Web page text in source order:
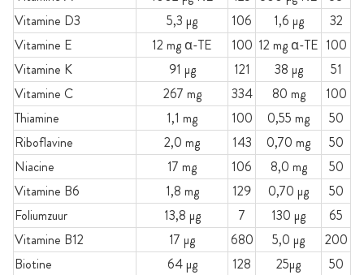
Vitamine D3
5,3 µg 106 1,6 µg
32
Vitamine E
12 mg α-TE 100 12 mg α-TE 100
Vitamine K
91 µg 121 38 µg
51
Vitamine C
267 mg 334 80 mg
100
Thiamine
1,1 mg 100 0,55 mg
50
Riboflavine
2,0 mg 143 0,70 mg
50
Niacine
17 mg 106 8,0 mg
50
Vitamine B6
1,8 mg 129 0,70 µg
50
Foliumzuur
13,8 µg 7 130 µg
65
Vitamine B12
17 µg 680 5,0 µg
200
Biotine
64 µg 128 25µg
50